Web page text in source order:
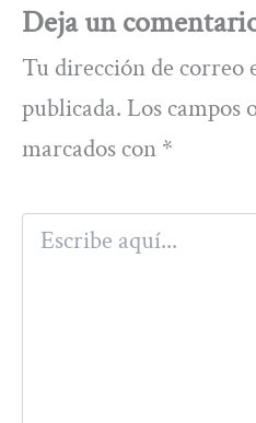
Deja un
Tu dirección de correo
publicada. Los campos
marcados con *
Escribe
aquí...